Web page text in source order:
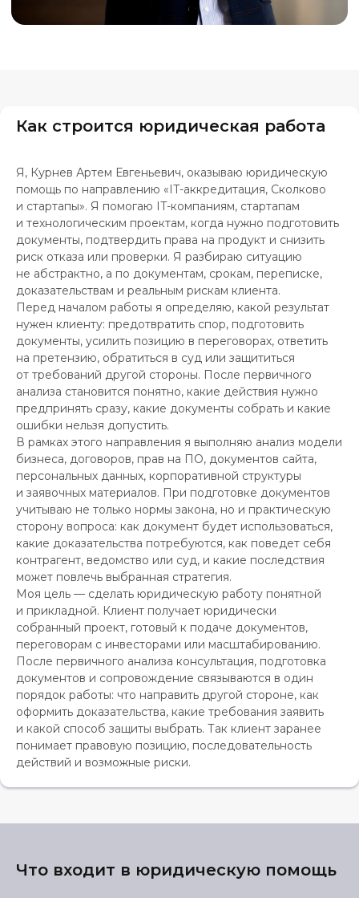
Как строится юридическая работа
Я, Курнев Артем Евгеньевич, оказываю юридическую
помощь по направлению «IT-аккредитация, Сколково
и стартапы». Я помогаю IT-компаниям, стартапам
и технологическим проектам, когда нужно подготовить
документы, подтвердить права на продукт и снизить
риск отказа или проверки. Я разбираю ситуацию
не абстрактно, а по документам, срокам, переписке,
доказательствам и реальным рискам клиента.
Перед началом работы я определяю, какой результат
нужен клиенту: предотвратить спор, подготовить
документы, усилить позицию в переговорах, ответить
на претензию, обратиться в суд или защититься
от требований другой стороны. После первичного
анализа становится понятно, какие действия нужно
предпринять сразу, какие документы собрать и какие
ошибки нельзя допустить.
В рамках этого направления я выполняю анализ модели
бизнеса, договоров, прав на ПО, документов сайта,
персональных данных, корпоративной структуры
и заявочных материалов. При подготовке документов
учитываю не только нормы закона, но и практическую
сторону вопроса: как документ будет использоваться,
какие доказательства потребуются, как поведет себя
контрагент, ведомство или суд, и какие последствия
может повлечь выбранная стратегия.
Моя цель — сделать юридическую работу понятной
и прикладной. Клиент получает юридически
собранный проект, готовый к подаче документов,
переговорам с инвесторами или масштабированию.
После первичного анализа консультация, подготовка
документов и сопровождение связываются в один
порядок работы: что направить другой стороне, как
оформить доказательства, какие требования заявить
и какой способ защиты выбрать. Так клиент заранее
понимает правовую позицию, последовательность
действий и возможные риски.
Что входит в юридическую помощь